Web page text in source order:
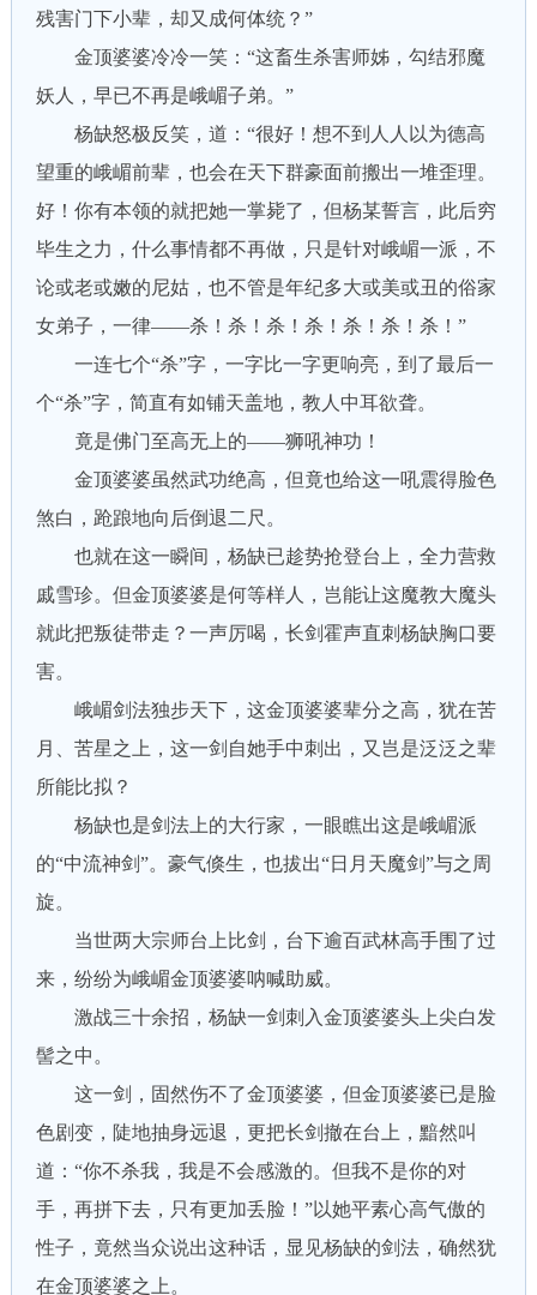
残害门下小辈，却又成何体统？”
金顶婆婆冷冷一笑：“这畜生杀害师姊，勾结邪魔
妖人，早已不再是峨嵋子弟。”
杨缺怒极反笑，道：“很好！想不到人人以为德高
望重的峨嵋前辈，也会在天下群豪面前搬出一堆歪理。
好！你有本领的就把她一掌毙了，但杨某誓言，此后穷
毕生之力，什么事情都不再做，只是针对峨嵋一派，不
论或老或嫩的尼姑，也不管是年纪多大或美或丑的俗家
女弟子，一律——杀！杀！杀！杀！杀！杀！杀！”
一连七个“杀”字，一字比一字更响亮，到了最后一
个“杀”字，简直有如铺天盖地，教人中耳欲聋。
竟是佛门至高无上的——狮吼神功！
金顶婆婆虽然武功绝高，但竟也给这一吼震得脸色
煞白，跄踉地向后倒退二尺。
也就在这一瞬间，杨缺已趁势抢登台上，全力营救
戚雪珍。但金顶婆婆是何等样人，岂能让这魔教大魔头
就此把叛徒带走？一声厉喝，长剑霍声直刺杨缺胸口要
害。
峨嵋剑法独步天下，这金顶婆婆辈分之高，犹在苦
月、苦星之上，这一剑自她手中刺出，又岂是泛泛之辈
所能比拟？
杨缺也是剑法上的大行家，一眼瞧出这是峨嵋派
的“中流神剑”。豪气倏生，也拔出“日月天魔剑”与之周
旋。
当世两大宗师台上比剑，台下逾百武林高手围了过
来，纷纷为峨嵋金顶婆婆呐喊助威。
激战三十余招，杨缺一剑刺入金顶婆婆头上尖白发
髻之中。
这一剑，固然伤不了金顶婆婆，但金顶婆婆已是脸
色剧变，陡地抽身远退，更把长剑撤在台上，黯然叫
道：“你不杀我，我是不会感激的。但我不是你的对
手，再拼下去，只有更加丢脸！”以她平素心高气傲的
性子，竟然当众说出这种话，显见杨缺的剑法，确然犹
在金顶婆婆之上。